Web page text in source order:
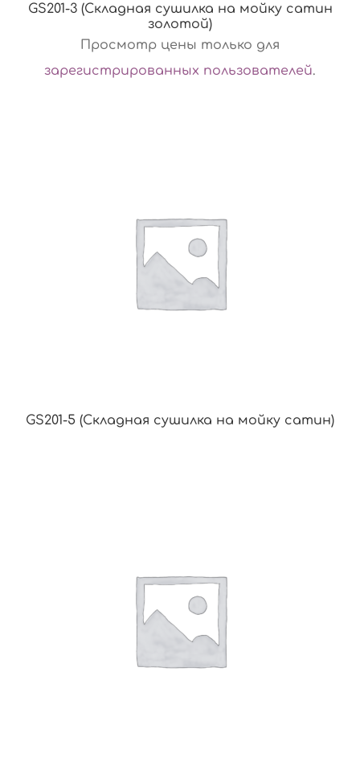
GS201-3 (Складная сушилка на мойку сатин
золотой)
Просмотр цены только для
зарегистрированных пользователей.
GS201-5 (Складная сушилка на мойку сатин)